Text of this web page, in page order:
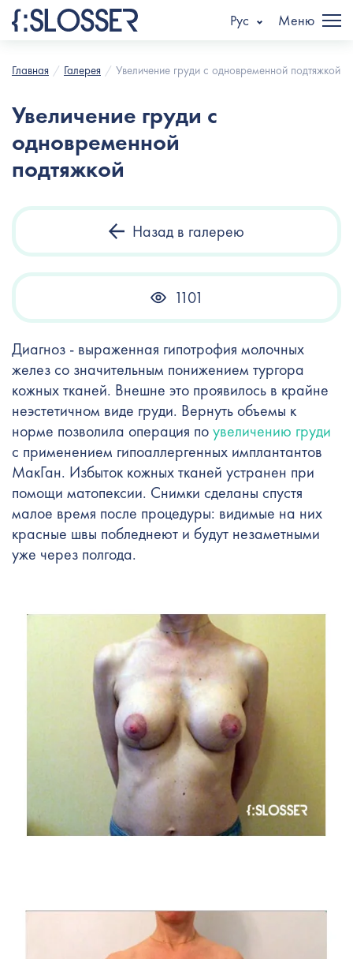
Рус Меню
Главная Галерея Увеличение груди с одновременной подтяжкой
Увеличение груди с
одновременной
подтяжкой
Назад в галерею
1101
Диагноз - выраженная гипотрофия молочных
желез со значительным понижением тургора
кожных тканей. Внешне это проявилось в крайне
неэстетичном виде груди. Вернуть объемы к
норме позволила операция поувеличению груди
с применением гипоаллергенных имплантантов
МакГан. Избыток кожных тканей устранен при
помощи матопексии. Снимки сделаны спустя
малое время после процедуры: видимые на них
красные швы побледнеют и будут незаметными
уже через полгода.